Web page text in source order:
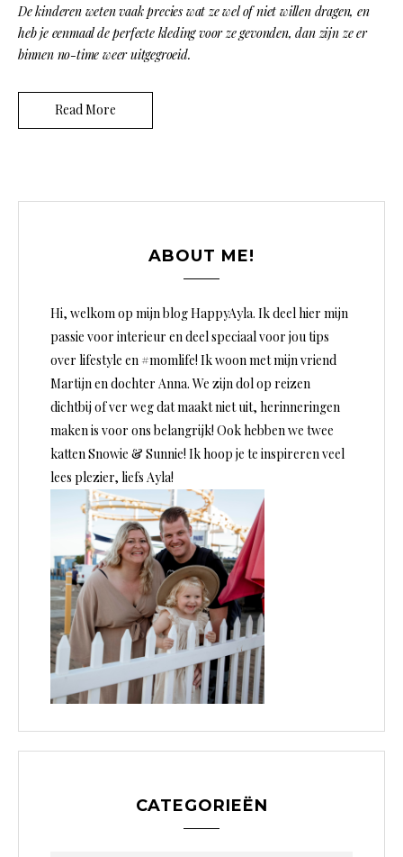
De kinderen weten vaak precies wat ze wel of niet willen dragen, en
heb je eenmaal de perfecte kleding voor ze gevonden, dan zijn ze er
binnen no-time weer uitgegroeid.
Read More
ABOUT ME!
Hi, welkom op mijn blog HappyAyla. Ik deel hier mijn
passie voor interieur en deel speciaal voor jou tips
over lifestyle en #momlife! Ik woon met mijn vriend
Martijn en dochter Anna. We zijn dol op reizen
dichtbij of ver weg dat maakt niet uit, herinneringen
maken is voor ons belangrijk! Ook hebben we twee
katten Snowie & Sunnie! Ik hoop je te inspireren veel
lees plezier, liefs Ayla!
CATEGORIEËN